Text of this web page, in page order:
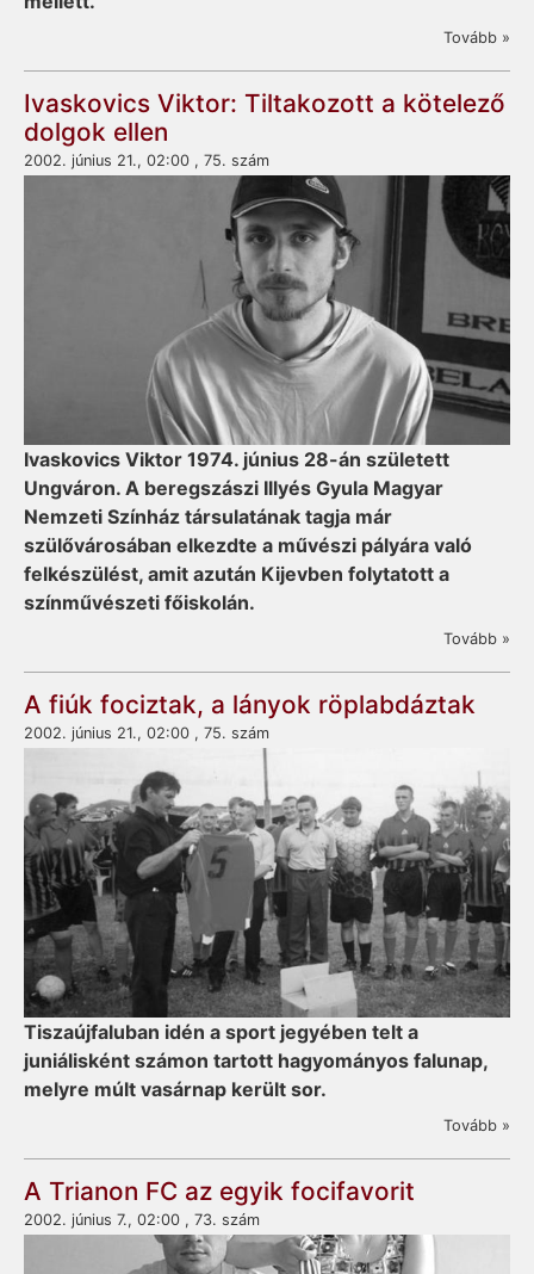
Tovább »
Ivaskovics Viktor: Tiltakozott a kötelező
dolgok ellen
2002. június 21., 02:00 , 75. szám
Ivaskovics Viktor 1974. június 28-án született
Ungváron. A beregszászi Illyés Gyula Magyar
Nemzeti Szín­ház társulatának tagja már
szülővárosában elkezdte a művészi pályára való
felkészülést, amit azután Kijevben folytatott a
színművészeti főiskolán.
Tovább »
A fiúk fociztak, a lányok röplabdáztak
2002. június 21., 02:00 , 75. szám
Tiszaújfaluban idén a sport jegyében telt a
juniálisként számon tartott hagyományos falunap,
melyre múlt vasárnap került sor.
Tovább »
A Trianon FC az egyik focifavorit
2002. június 7., 02:00 , 73. szám